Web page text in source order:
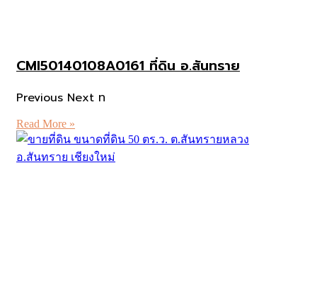
CMI50140108A0161 ที่ดิน อ.สันทราย
Previous Next ท
Read More »